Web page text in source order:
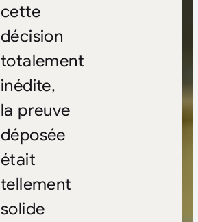
cette
décision
totalement
inédite,
la preuve
déposée
était
tellement
solide